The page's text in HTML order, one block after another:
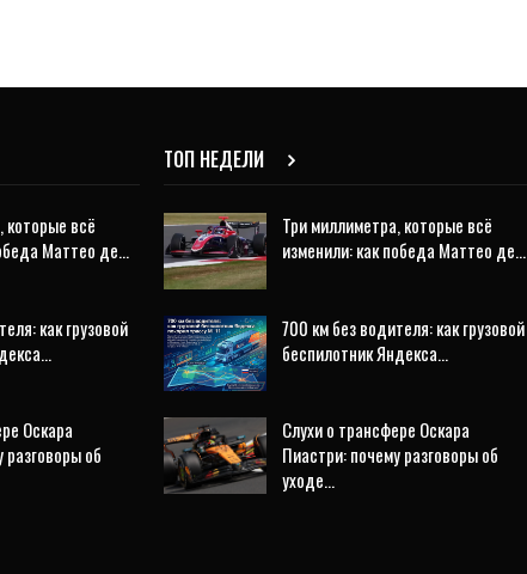
которые всё
Маттео де…
как грузовой
Оскара
об
ТОП НЕДЕЛИ
Три миллиметра, которые всё
изменили: как победа Маттео де…
700 км без водителя: как грузовой
беспилотник Яндекса…
Слухи о трансфере Оскара
Пиастри: почему разговоры об
уходе…